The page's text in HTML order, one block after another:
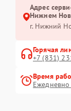
Адрес
Нижнем
г. Нижний
Горячая
+7 (831)
Время